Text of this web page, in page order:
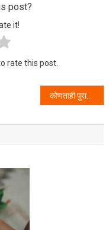
post?
it!
rate this post.
कोणताही पुरावा नसताना खूनाचा गंभीर गुन्हा करणा-या आरोपीला २४ तांसात अटक – मांडवी पोलीस ठाणेची कामगिरी.